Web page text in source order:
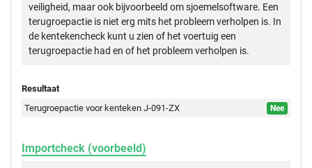
veiligheid, maar ook bijvoorbeeld om sjoemelsoftware. Een
terugroepactie is niet erg mits het probleem verholpen is. In
de kentekencheck kunt u zien of het voertuig een
terugroepactie had en of het probleem verholpen is.
Resultaat
Terugroepactie voor kenteken J-091-ZX
Nee
Importcheck (voorbeeld)